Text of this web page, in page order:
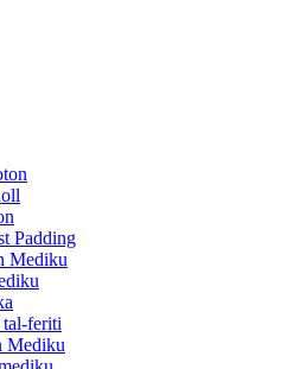
Padding
Mediku
feriti
Mediku